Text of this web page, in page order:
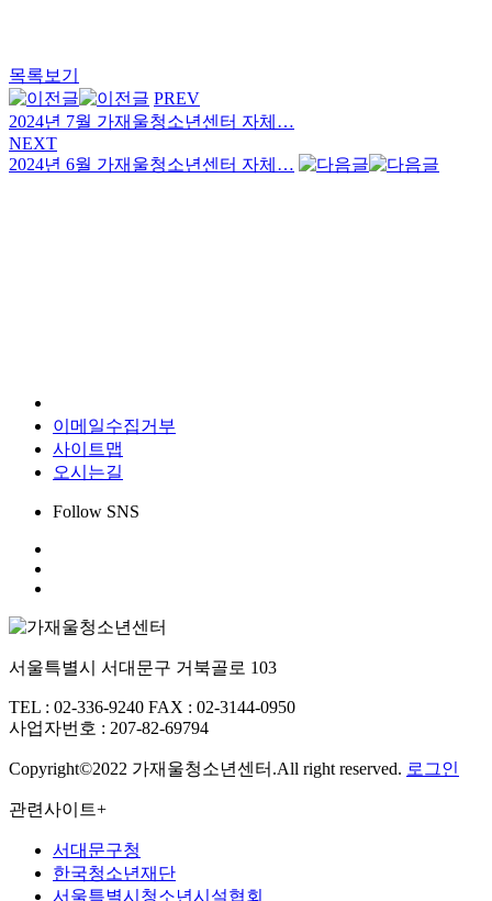
목록보기
PREV
2024년 7월 가재울청소년센터 자체…
NEXT
2024년 6월 가재울청소년센터 자체…
이메일수집거부
사이트맵
오시는길
Follow SNS
서울특별시 서대문구 거북골로 103
TEL : 02-336-9240 FAX : 02-3144-0950
사업자번호 : 207-82-69794
Copyright©2022 가재울청소년센터.All right reserved. 로그인
관련사이트+
서대문구청
한국청소년재단
서울특별시청소년시설협회